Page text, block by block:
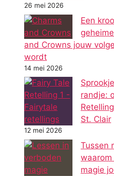
26 mei 2026
Een
and Crowns jouw
wordt
14 mei 2026
randje:
St. Clair
12 mei 2026
Tussen
magie